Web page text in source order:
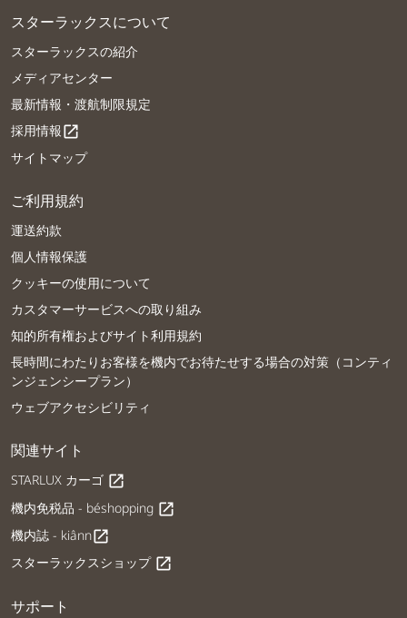
スターラックスについて
スターラックスの紹介
メディアセンター
最新情報・渡航制限規定
採用情報open_in_new
サイトマップ
ご利用規約
運送約款
個人情報保護
クッキーの使用について
カスタマーサービスへの取り組み
知的所有権およびサイト利用規約
長時間にわたりお客様を機内でお待たせする場合の対策（コンティ
ンジェンシープラン）
ウェブアクセシビリティ
関連サイト
STARLUX カーゴ open_in_new
機内免税品 - béshopping open_in_new
機内誌 - kiânnopen_in_new
スターラックスショップ open_in_new
サポート